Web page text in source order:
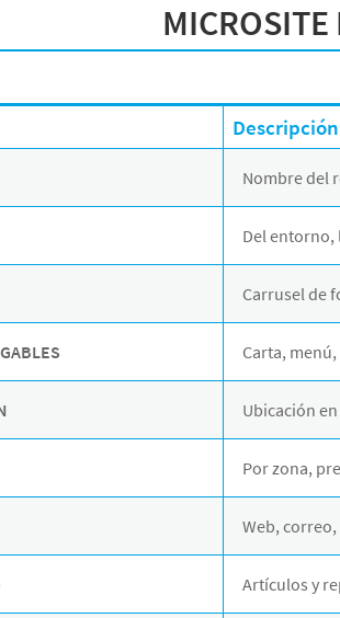
MICROSITE
Descripción
Nombre del
Del entorno,
Carrusel de
Carta,
Ubicación
Por zona,
Web,
Artículos y